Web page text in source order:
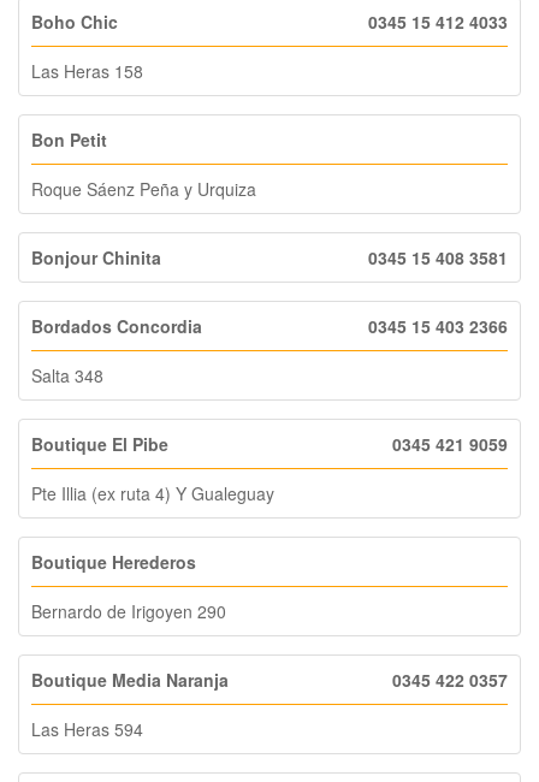
Boho Chic 0345 15 412 4033
Las Heras 158
Bon Petit
Roque Sáenz Peña y Urquiza
Bonjour Chinita 0345 15 408 3581
Bordados Concordia 0345 15 403 2366
Salta 348
Boutique El Pibe 0345 421 9059
Pte Illia (ex ruta 4) Y Gualeguay
Boutique Herederos
Bernardo de Irigoyen 290
Boutique Media Naranja 0345 422 0357
Las Heras 594